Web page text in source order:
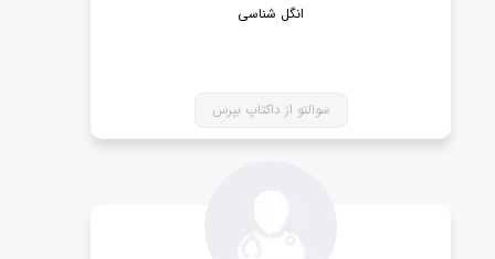
انگل شناسی
سوالتو از داکتاپ بپرس